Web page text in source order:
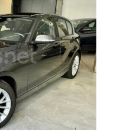
5p.
€